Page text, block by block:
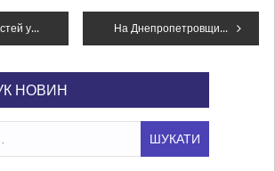
Дайджест новостей уходящего дня: афиша на выходные, отключение провайдера кабельного телевидения и спасение собак На Днепропетровщине женщина попала под трамвай: ее доставали спасатели с помощью автокрана, – ФОТО
НОВИН